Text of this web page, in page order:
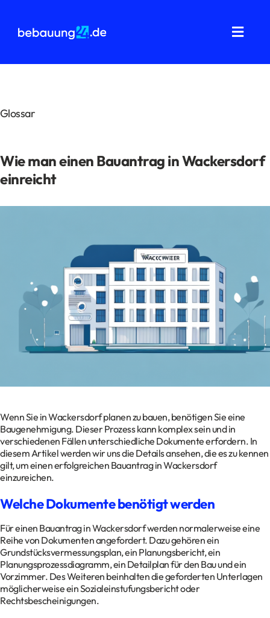
springen
Bauantrag
Kontakt
Datenschutz
Impressum
Glossar
Glossar
Wie man einen Bauantrag in Wackersdorf
einreicht
Wenn Sie in Wackersdorf planen zu bauen, benötigen Sie eine
Baugenehmigung. Dieser Prozess kann komplex sein und in
verschiedenen Fällen unterschiedliche Dokumente erfordern. In
diesem Artikel werden wir uns die Details ansehen, die es zu kennen
gilt, um einen erfolgreichen Bauantrag in Wackersdorf
einzureichen.
Welche Dokumente benötigt werden
Für einen Bauantrag in Wackersdorf werden normalerweise eine
Reihe von Dokumenten angefordert. Dazu gehören ein
Grundstücksvermessungsplan, ein Planungsbericht, ein
Planungsprozessdiagramm, ein Detailplan für den Bau und ein
Vorzimmer. Des Weiteren beinhalten die geforderten Unterlagen
möglicherweise ein Sozialeinstufungsbericht oder
Rechtsbescheinigungen.